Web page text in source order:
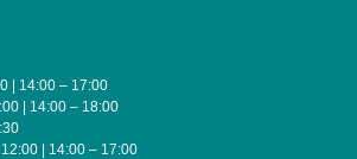
| 14:00 – 17:00
| 14:00 – 18:00
| 14:00 – 17:00